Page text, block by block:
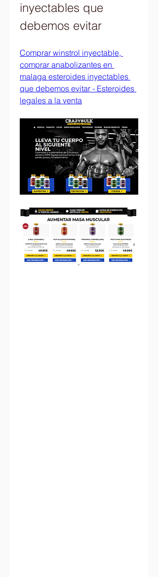
inyectables que
debemos evitar
Comprar winstrol inyectable,
comprar anabolizantes en
malaga esteroides inyectables
que debemos evitar - Esteroides
legales a la venta